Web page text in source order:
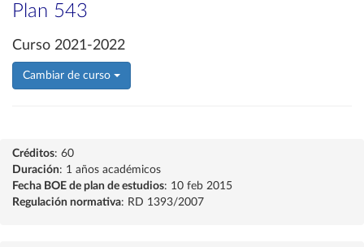
Plan 543
Curso 2021-2022
Cambiar de curso
Créditos: 60
Duración: 1 años académicos
Fecha BOE de plan de estudios: 10 feb 2015
Regulación normativa: RD 1393/2007